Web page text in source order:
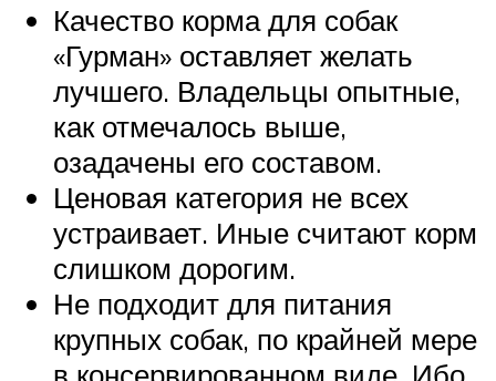
Качество корма для собак
«Гурман» оставляет желать
лучшего. Владельцы опытные,
как отмечалось выше,
озадачены его составом.
Ценовая категория не всех
устраивает. Иные считают корм
слишком дорогим.
Не подходит для питания
крупных собак, по крайней мере